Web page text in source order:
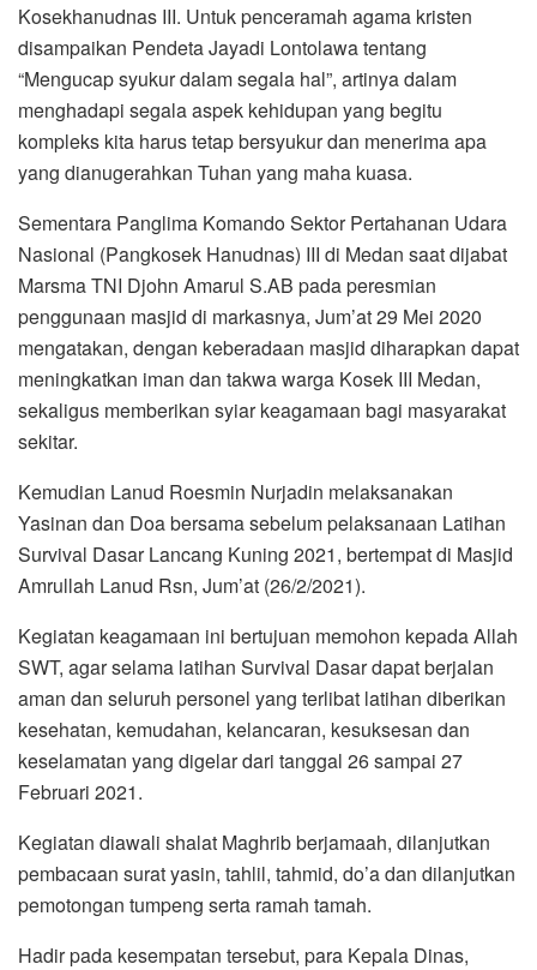
Kosekhanudnas III. Untuk penceramah agama kristen
disampaikan Pendeta Jayadi Lontolawa tentang
“Mengucap syukur dalam segala hal”, artinya dalam
menghadapi segala aspek kehidupan yang begitu
kompleks kita harus tetap bersyukur dan menerima apa
yang dianugerahkan Tuhan yang maha kuasa.
Sementara Panglima Komando Sektor Pertahanan Udara
Nasional (Pangkosek Hanudnas) III di Medan saat dijabat
Marsma TNI Djohn Amarul S.AB pada peresmian
penggunaan masjid di markasnya, Jum’at 29 Mei 2020
mengatakan, dengan keberadaan masjid diharapkan dapat
meningkatkan iman dan takwa warga Kosek III Medan,
sekaligus memberikan syiar keagamaan bagi masyarakat
sekitar.
Kemudian Lanud Roesmin Nurjadin melaksanakan
Yasinan dan Doa bersama sebelum pelaksanaan Latihan
Survival Dasar Lancang Kuning 2021, bertempat di Masjid
Amrullah Lanud Rsn, Jum’at (26/2/2021).
Kegiatan keagamaan ini bertujuan memohon kepada Allah
SWT, agar selama latihan Survival Dasar dapat berjalan
aman dan seluruh personel yang terlibat latihan diberikan
kesehatan, kemudahan, kelancaran, kesuksesan dan
keselamatan yang digelar dari tanggal 26 sampai 27
Februari 2021.
Kegiatan diawali shalat Maghrib berjamaah, dilanjutkan
pembacaan surat yasin, tahlil, tahmid, do’a dan dilanjutkan
pemotongan tumpeng serta ramah tamah.
Hadir pada kesempatan tersebut, para Kepala Dinas,